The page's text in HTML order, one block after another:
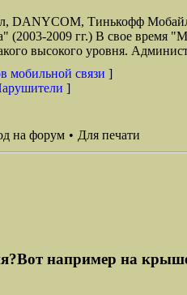
DANYCOM, Тинькофф
2009 гг.) В свое время
высокого уровня.
мобильной связи ]
]
на форум • Для печати
например на